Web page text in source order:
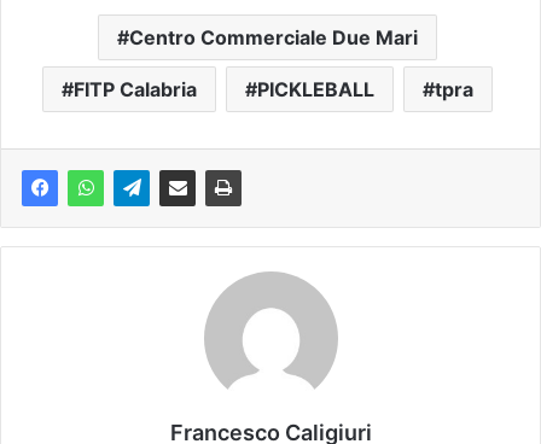
Centro Commerciale Due Mari
FITP Calabria PICKLEBALL tpra
Francesco Caligiuri